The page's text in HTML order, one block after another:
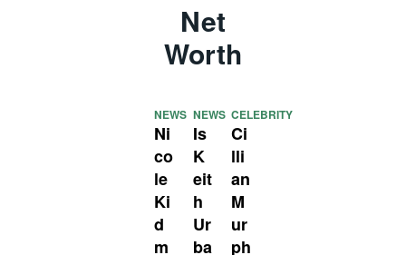
Net
Worth
NEWS
Ni
co
le
Ki
d
m
NEWS
Is
K
eit
h
Ur
ba
CELEBRITY
Ci
lli
an
M
ur
ph